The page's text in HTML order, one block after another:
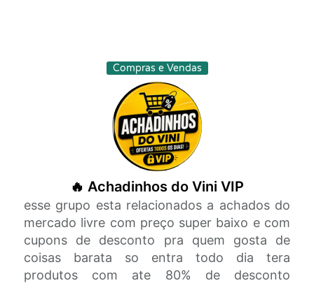
Compras e Vendas
🔥 Achadinhos do Vini VIP
esse grupo esta relacionados a achados do
mercado livre com preço super baixo e com
cupons de desconto pra quem gosta de
coisas barata so entra todo dia tera
produtos com ate 80% de desconto